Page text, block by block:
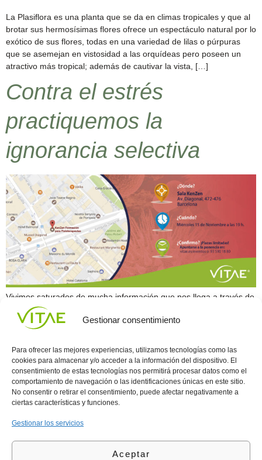
Gestionar consentimiento
Para ofrecer las mejores experiencias, utilizamos tecnologías como las
cookies para almacenar y/o acceder a la información del dispositivo. El
consentimiento de estas tecnologías nos permitirá procesar datos como el
comportamiento de navegación o las identificaciones únicas en este sitio.
No consentir o retirar el consentimiento, puede afectar negativamente a
ciertas características y funciones.
Gestionar los servicios
Aceptar
La Plasiflora es una planta que se da en climas tropicales y que al
brotar sus hermosísimas flores ofrece un espectáculo natural por lo
exótico de sus flores, todas en una variedad de lilas o púrpuras
que se asemejan en vistosidad a las orquídeas pero poseen un
atractivo más tropical; además de cautivar la vista, […]
Contra el estrés
practiquemos la
ignorancia selectiva
Vivimos saturados de mucha información que nos llega a través de
redes sociales, prensa, radio, televisión y hasta del teléfono. Esta
sobrecarga consume nuestro tiempo y aumenta nuestros niveles
toda la información que has visto hoy, desde las noticias de la
mañana hasta lo […]
Conocenos
Vitae
internaciona
l
Área
Política
de
(+34)
935